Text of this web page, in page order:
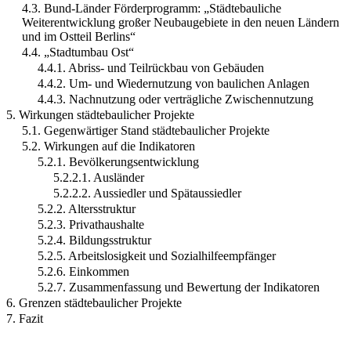
4.3. Bund-Länder Förderprogramm: „Städtebauliche
Weiterentwicklung großer Neubaugebiete in den neuen Ländern
und im Ostteil Berlins“
4.4. „Stadtumbau Ost“
4.4.1. Abriss- und Teilrückbau von Gebäuden
4.4.2. Um- und Wiedernutzung von baulichen Anlagen
4.4.3. Nachnutzung oder verträgliche Zwischennutzung
5. Wirkungen städtebaulicher Projekte
5.1. Gegenwärtiger Stand städtebaulicher Projekte
5.2. Wirkungen auf die Indikatoren
5.2.1. Bevölkerungsentwicklung
5.2.2.1. Ausländer
5.2.2.2. Aussiedler und Spätaussiedler
5.2.2. Altersstruktur
5.2.3. Privathaushalte
5.2.4. Bildungsstruktur
5.2.5. Arbeitslosigkeit und Sozialhilfeempfänger
5.2.6. Einkommen
5.2.7. Zusammenfassung und Bewertung der Indikatoren
6. Grenzen städtebaulicher Projekte
7. Fazit